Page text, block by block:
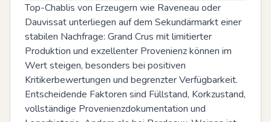
Top-Chablis von Erzeugern wie Raveneau oder
Dauvissat unterliegen auf dem Sekundärmarkt einer
stabilen Nachfrage: Grand Crus mit limitierter
Produktion und exzellenter Provenienz können im
Wert steigen, besonders bei positiven
Kritikerbewertungen und begrenzter Verfügbarkeit.
Entscheidende Faktoren sind Füllstand, Korkzustand,
vollständige Provenienzdokumentation und